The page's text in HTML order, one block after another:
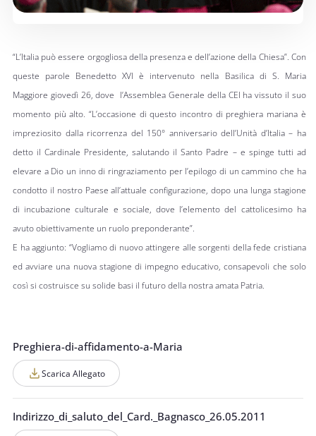
“L’Italia può essere orgogliosa della presenza e dell’azione della Chiesa”. Con
queste parole Benedetto XVI è intervenuto nella Basilica di S. Maria
Maggiore giovedì 26, dove l’Assemblea Generale della CEI ha vissuto il suo
momento più alto. “L’occasione di questo incontro di preghiera mariana è
impreziosito dalla ricorrenza del 150° anniversario dell’Unità d’Italia – ha
detto il Cardinale Presidente, salutando il Santo Padre – e spinge tutti ad
elevare a Dio un inno di ringraziamento per l’epilogo di un cammino che ha
condotto il nostro Paese all’attuale configurazione, dopo una lunga stagione
di incubazione culturale e sociale, dove l’elemento del cattolicesimo ha
avuto obiettivamente un ruolo preponderante”.
E ha aggiunto: “Vogliamo di nuovo attingere alle sorgenti della fede cristiana
ed avviare una nuova stagione di impegno educativo, consapevoli che solo
così si costruisce su solide basi il futuro della nostra amata Patria.
Preghiera-di-affidamento-a-Maria
Scarica Allegato
Indirizzo_di_saluto_del_Card._Bagnasco_26.05.2011